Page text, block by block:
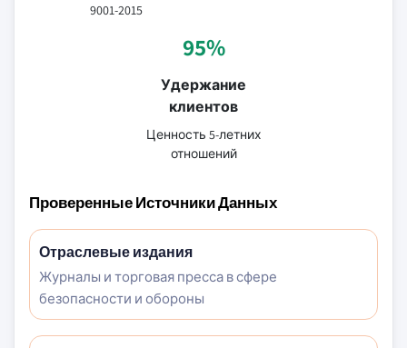
9001-2015
95%
Удержание
клиентов
Ценность 5-летних
отношений
Проверенные Источники Данных
Отраслевые издания
Журналы и торговая пресса в сфере
безопасности и обороны